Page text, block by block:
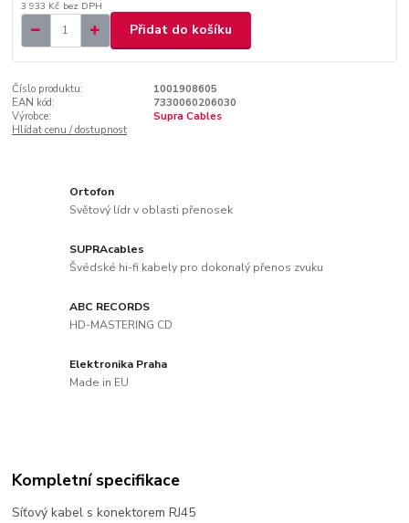
3 933 Kč bez DPH
Přidat do košíku
Číslo produktu:
1001908605
EAN kód:
7330060206030
Výrobce:
Supra Cables
Hlídat cenu / dostupnost
Ortofon
Světový lídr v oblasti přenosek
SUPRAcables
Švédské hi-fi kabely pro dokonalý přenos zvuku
ABC RECORDS
HD-MASTERING CD
Elektronika Praha
Made in EU
Kompletní specifikace
Síťový kabel s konektorem RJ45